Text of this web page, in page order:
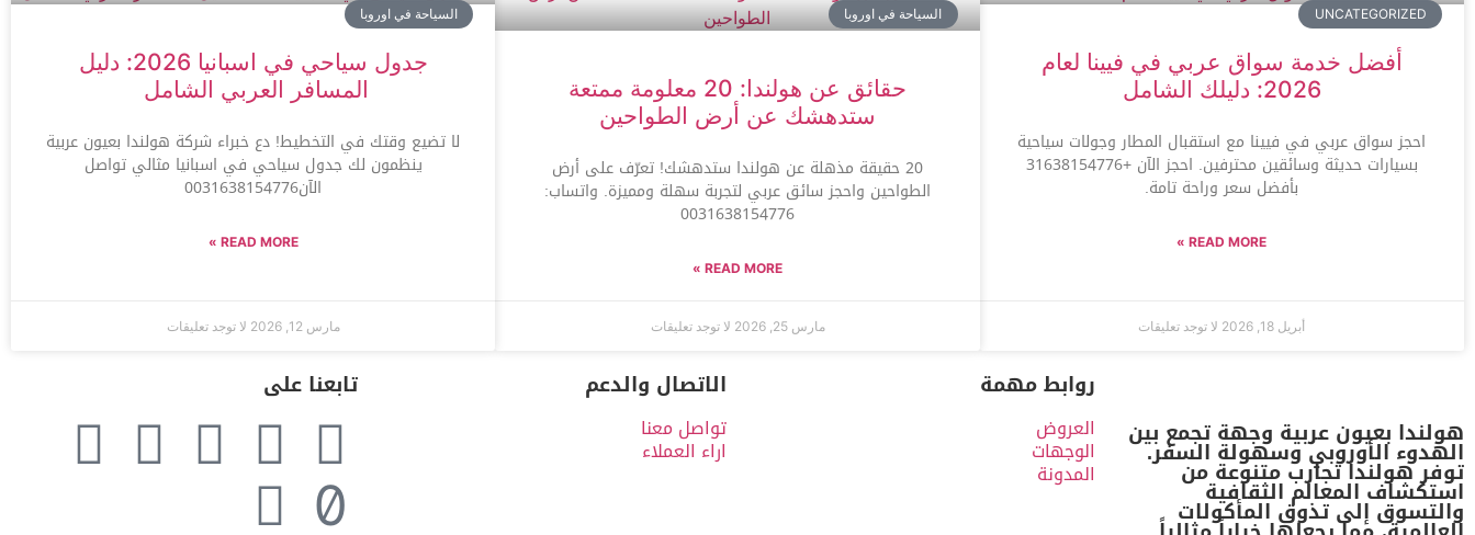
UNCATEGORIZED
أفضل خدمة سواق عربي في فيينا لعام
2026: دليلك الشامل
احجز سواق عربي في فيينا مع استقبال المطار وجولات سياحية
بسيارات حديثة وسائقين محترفين. احجز الآن +31638154776
بأفضل سعر وراحة تامة.
READ MORE »
أبريل 18, 2026 لا توجد تعليقات
السياحة في اوروبا
حقائق عن هولندا: 20 معلومة ممتعة
ستدهشك عن أرض الطواحين
20 حقيقة مذهلة عن هولندا ستدهشك! تعرّف على أرض
الطواحين واحجز سائق عربي لتجربة سهلة ومميزة. واتساب:
0031638154776
READ MORE »
مارس 25, 2026 لا توجد تعليقات
السياحة في اوروبا
جدول سياحي في اسبانيا 2026: دليل
المسافر العربي الشامل
لا تضيع وقتك في التخطيط! دع خبراء شركة هولندا بعيون عربية
ينظمون لك جدول سياحي في اسبانيا مثالي تواصل
الآن0031638154776
READ MORE »
مارس 12, 2026 لا توجد تعليقات
هولندا بعيون عربية وجهة تجمع بين
الهدوء الأوروبي وسهولة السفر.
توفر هولندا تجارب متنوعة من
استكشاف المعالم الثقافية
والتسوق إلى تذوق المأكولات
روابط مهمة
العروض
الوجهات
المدونة
الاتصال والدعم
تواصل معنا
اراء العملاء
تابعنا على